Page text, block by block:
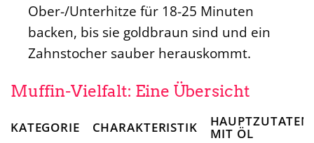
Ober-/Unterhitze für 18-25 Minuten
backen, bis sie goldbraun sind und ein
Zahnstocher sauber herauskommt.
Muffin-Vielfalt: Eine Übersicht
KATEGORIE CHARAKTERISTIK HAUPTZUTATEN
MIT ÖL